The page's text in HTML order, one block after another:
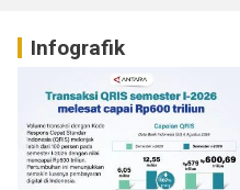
Infografik